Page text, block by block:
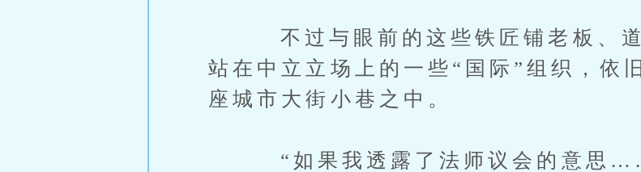
不过与眼前的这些铁匠铺老板、道
站在中立立场上的一些“国际”组织，依
座城市大街小巷之中。
“如果我透露了法师议会的意思……